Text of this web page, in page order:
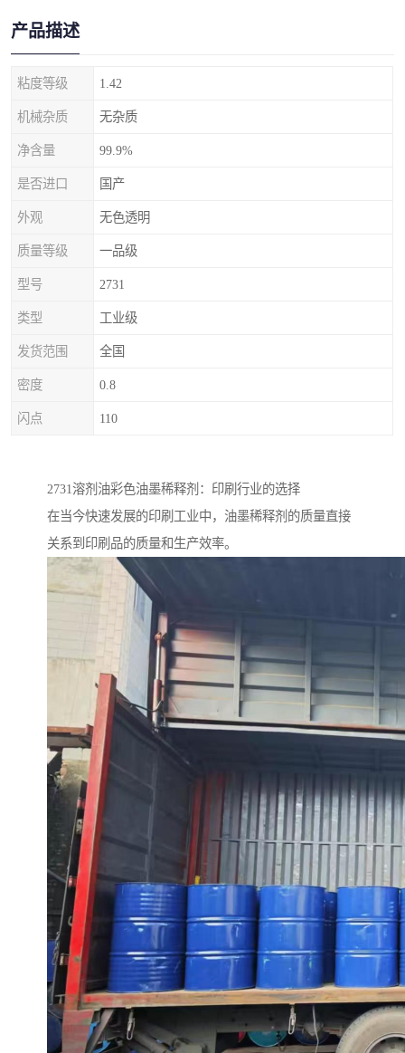
产品描述
粘度等级 1.42
机械杂质 无杂质
净含量 99.9%
是否进口 国产
外观 无色透明
质量等级 一品级
型号 2731
类型 工业级
发货范围 全国
密度 0.8
闪点 110
2731溶剂油彩色油墨稀释剂：印刷行业的选择
在当今快速发展的印刷工业中，油墨稀释剂的质量直接
关系到印刷品的质量和生产效率。